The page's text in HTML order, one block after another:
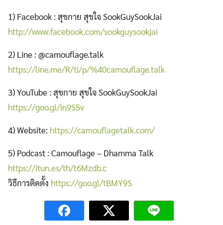
1) Facebook : สุขกาย สุขใจ SookGuySookJai
http://www.facebook.com/sookguysookjai
2) Line : @camouflage.talk
https://line.me/R/ti/p/%40camouflage.talk
3) YouTube : สุขกาย สุขใจ SookGuySookJai
https://goo.gl/in9S5v
4) Website: https://camouflagetalk.com/
5) Podcast : Camouflage – Dhamma Talk
https://itun.es/th/t6Mzdb.c
วิธีการติดตั้ง https://goo.gl/tBMY9S